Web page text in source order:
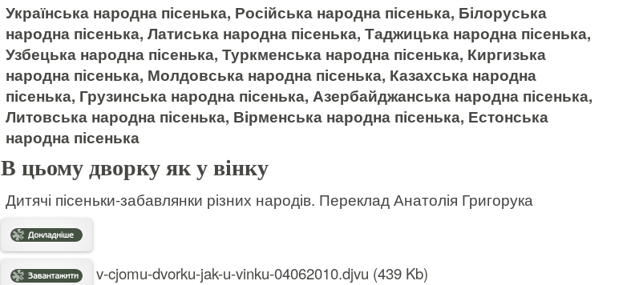
Українська народна пісенька, Російська народна пісенька, Білоруська
народна пісенька, Латиська народна пісенька, Таджицька народна пісенька,
Узбецька народна пісенька, Туркменська народна пісенька, Киргизька
народна пісенька, Молдовська народна пісенька, Казахська народна
пісенька, Грузинська народна пісенька, Азербайджанська народна пісенька,
Литовська народна пісенька, Вірменська народна пісенька, Естонська
народна пісенька
В цьому дворку як у вінку
Дитячі пісеньки-забавлянки різних народів. Переклад Анатолія Григорука
v-cjomu-dvorku-jak-u-vinku-04062010.djvu (439 Kb)